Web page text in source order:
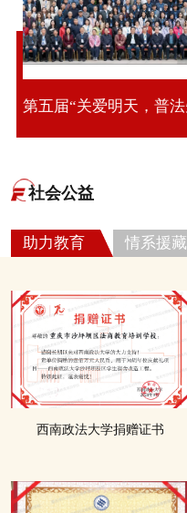
社会公益
助力教育 情系援藏
西南政法大学捐赠证书